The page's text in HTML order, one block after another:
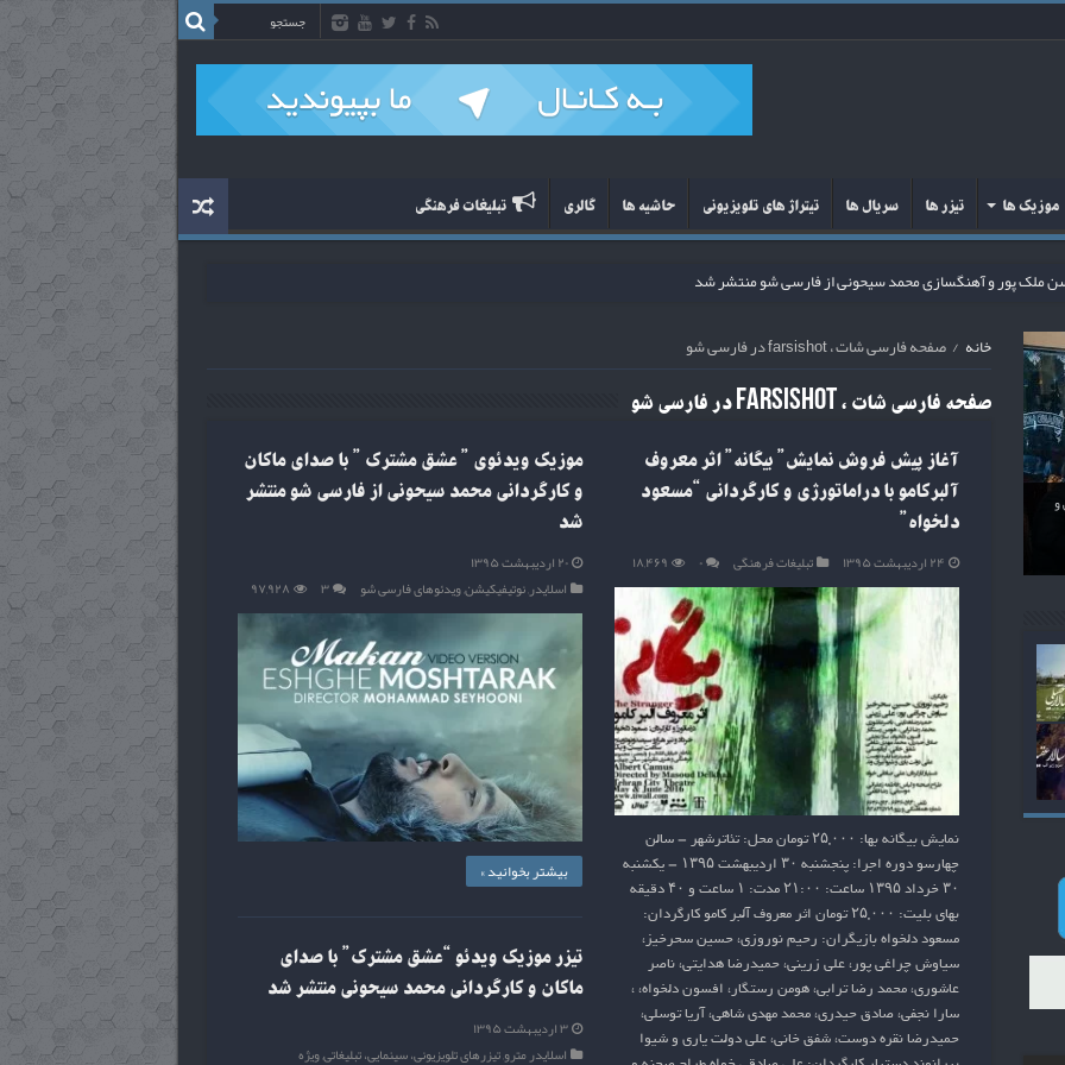
موزیک ها تیزر ها سریال ها تیتراژ های تلویزیونی حاشیه ها گالری تبلیغات فرهنگی
سیحونی از فارسی شو منتشر شد
خانه / صفحه فارسی شات ، farsishot در فارسی شو
صفحهفارسی شات ، farsishot در فارسی شو
آغاز پیش فروش نمایش” بیگانه” اثر معروف
آلبرکامو با دراماتورژی و کارگردانی “مسعود
دلخواه”
۲۴ اردیبهشت ۱۳۹۵ تبلیغات فرهنگی ۰ ۱۸,۴۶۹
نمایش بیگانه بها: ۲۵,۰۰۰ تومان محل: تئاترشهر – سالن
چهارسو دوره اجرا: پنجشنبه ۳۰ ارديبهشت ۱۳۹۵ – يكشنبه
۳۰ خرداد ۱۳۹۵ ساعت: ۲۱:۰۰ مدت: ۱ ساعت و ۴۰ دقیقه
بهای بلیت: ۲۵,۰۰۰ تومان اثر معروف آلبر کامو کارگردان:
مسعود دلخواه بازیگران: رحیم نوروزی، حسین سحرخیز،
سیاوش چراغی پور، علی زرینی، حمیدرضا هدایتی، ناصر
عاشوری، محمد رضا ترابی، هومن رستگار، افسون دلخواه، ،
سارا نجفی، صادق حیدری، محمد مهدی شاهی، آریا توسلی،
حمیدرضا نقره دوست، شفق خانی، علی دولت یاری و شیوا
موزیک ویدئوی ” عشق مشترک ” با صدای ماکان
و کارگردانی محمد سیحونی از فارسی شو منتشر
شد
۲۰ اردیبهشت ۱۳۹۵
اسلایدر,نوتیفیکیشن,ویدئوهای فارسی شو ۳ ۹۷,۹۲۸
بیشتر بخوانید »
تیزر موزیک ویدئو “عشق مشترک” با صدای
ماکان و کارگردانی محمد سیحونی منتشر شد
۳ اردیبهشت ۱۳۹۵
اسلایدر مترو,تیزرهای تلویزیونی، سینمایی، تبلیغاتی,ویژه
و